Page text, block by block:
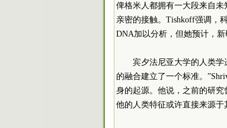
俾格米人都拥有一大段来自
亲密的接触。Tishkoff强调，
DNA加以分析，但她预计，
宾夕法尼亚大学的人类学
的融合建立了一个标准。
身的起源。他说，之前的研
他的人类特征或许直接来源于